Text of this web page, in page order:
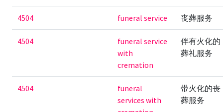
4504 funeral service 丧葬服务
4504
funeral service
with
cremation
伴有火化的
葬礼服务
4504
funeral
services with
带火化的丧
葬服务